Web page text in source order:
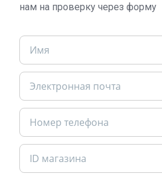
нам на проверку через форму